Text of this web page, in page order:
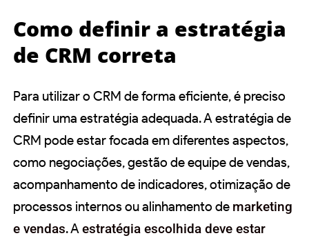
Como definir a estratégia
de CRM correta
Para utilizar o CRM de forma eficiente, é preciso
definir uma estratégia adequada. A estratégia de
CRM pode estar focada em diferentes aspectos,
como negociações, gestão de equipe de vendas,
acompanhamento de indicadores, otimização de
processos internos ou alinhamento de marketing
e vendas. Aestratégia escolhida deve estar